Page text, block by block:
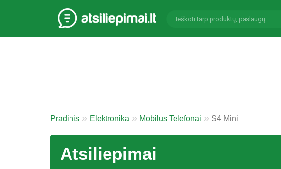
Pradinis Elektronika Mobilūs Telefonai S4 Mini
Atsiliepimai